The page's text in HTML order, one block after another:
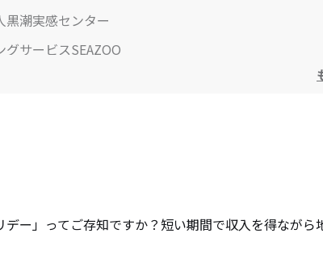
黒潮実感センター
グサービスSEAZOO
ではの魅力
デー」ってご存知ですか？短い期間で収入を得なが